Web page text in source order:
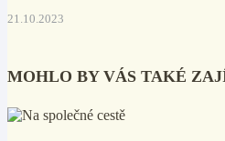
21.10.2023
MOHLO BY VÁS TAKÉ